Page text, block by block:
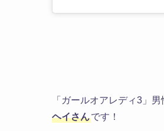
「ガールオアレディ3」
ヘイさんです！